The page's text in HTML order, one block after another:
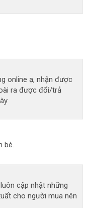
online ạ, nhận được
ra được đổi/trả
bè.
cập nhật những
cho người mua nên